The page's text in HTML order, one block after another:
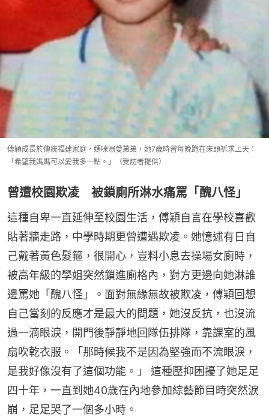
傅穎成長於傳統福建家庭，媽咪溺愛弟弟，她7歲時曾每晚跪在床頭祈求上天：
「希望我媽媽可以愛我多一點。」（受訪者提供）
曾遭校園欺凌 被鎖廁所淋水痛罵「醜八怪」
這種自卑一直延伸至校園生活，傅穎自言在學校喜歡
貼著牆走路，中學時期更曾遭遇欺凌。她憶述有日自
己戴著黃色髮箍，很開心，豈料小息去操場女廁時，
被高年級的學姐突然鎖進廁格內，對方更邊向她淋誰
邊罵她「醜八怪」。面對無緣無故被欺凌，傅穎回想
自己當刻的反應才是最大的問題，她沒反抗，也沒流
過一滴眼淚，開門後靜靜地回隊伍排隊，靠課室的風
扇吹乾衣服。「那時候我不是因為堅強而不流眼淚，
是我好像沒有了這個功能。」 這種壓抑困擾了她足足
四十年，一直到她40歲在內地參加綜藝節目時突然淚
崩，足足哭了一個多小時。